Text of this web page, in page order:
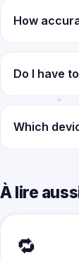
How
Do I have
Which
À lire
🔁